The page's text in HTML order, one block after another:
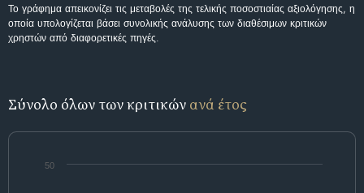
Το γράφημα απεικονίζει τις μεταβολές της τελικής ποσοστιαίας αξιολόγησης, η
οποία υπολογίζεται βάσει συνολικής ανάλυσης των διαθέσιμων κριτικών
χρηστών από διαφορετικές πηγές.
Σύνολο όλων των κριτικών ανά έτος
50